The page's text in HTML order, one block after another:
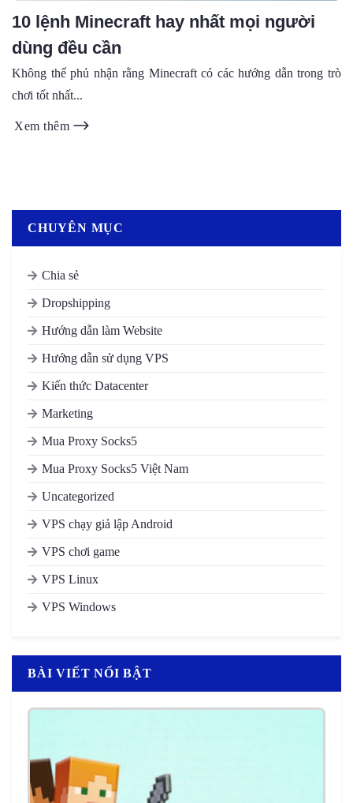
10 lệnh Minecraft hay nhất mọi người
dùng đều cần
Không thể phủ nhận rằng Minecraft có các hướng dẫn trong trò
chơi tốt nhất...
Xem thêm
CHUYÊN MỤC
Chia sẻ
Dropshipping
Hướng dẫn làm Website
Hướng dẫn sử dụng VPS
Kiến thức Datacenter
Marketing
Mua Proxy Socks5
Mua Proxy Socks5 Việt Nam
Uncategorized
VPS chạy giả lập Android
VPS chơi game
VPS Linux
VPS Windows
BÀI VIẾT NỔI BẬT